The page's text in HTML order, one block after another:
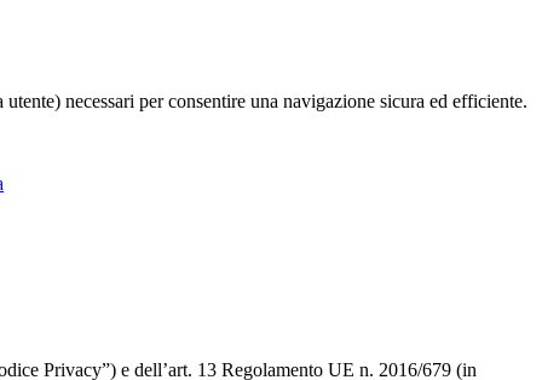
necessari per consentire una navigazione sicura ed efficiente.
Privacy”) e dell’art. 13 Regolamento UE n. 2016/679 (in